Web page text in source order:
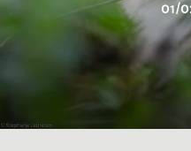
01/